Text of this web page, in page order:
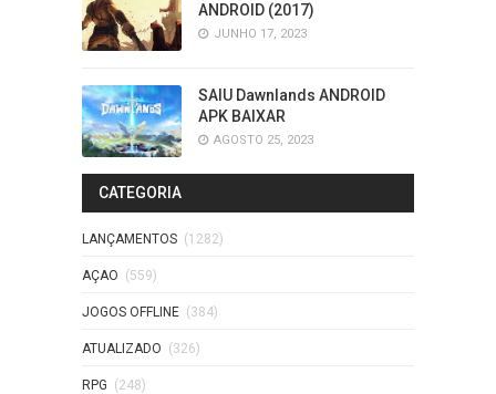
ANDROID (2017)
JUNHO 17, 2023
SAIU Dawnlands ANDROID
APK BAIXAR
AGOSTO 25, 2023
CATEGORIA
LANÇAMENTOS (1282)
AÇAO (559)
JOGOS OFFLINE (384)
ATUALIZADO (326)
RPG (248)